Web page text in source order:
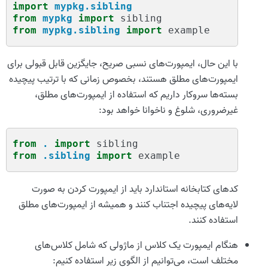
import mypkg.sibling
from mypkg import
sibling
from mypkg.sibling import example
با این حال، ایمپورت‌های نسبی صریح، جایگزین قابل قبولی برای
ایمپورت‌های مطلق هستند، بخصوص زمانی که با ترتیب پیچیده
بسته‌ها سروکار داریم که استفاده از ایمپورت‌های مطلق،
غیرضروری، شلوغ و ناخوانا خواهد بود:
from . import
sibling
from
.sibling import example
کدهای کتابخانه استاندارد باید از ایمپورت کردن به صورت
لایه‌های پیچیده اجتناب کنند و همیشه از ایمپورت‌های مطلق
استفاده کنند.
هنگام ایمپورت یک کلاس از ماژولی که شامل کلاس‌های
مختلف است، می‌توانیم از الگوی زیر استفاده کنیم: